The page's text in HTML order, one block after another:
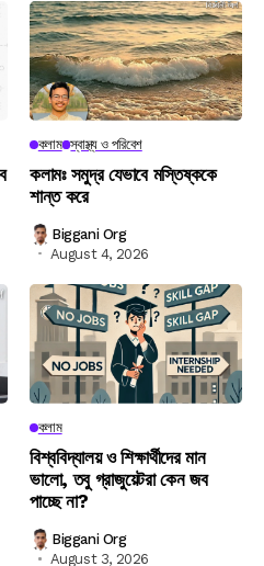
কলাম স্বাস্থ্য ও পরিবেশ
কলামঃ সমুদ্র যেভাবে মস্তিষ্ককে
শান্ত করে
Biggani Org
August 4, 2026
কলাম
বিশ্ববিদ্যালয় ও শিক্ষার্থীদের মান
ভালো, তবু গ্রাজুয়েটরা কেন জব
পাচ্ছে না?
Biggani Org
August 3, 2026